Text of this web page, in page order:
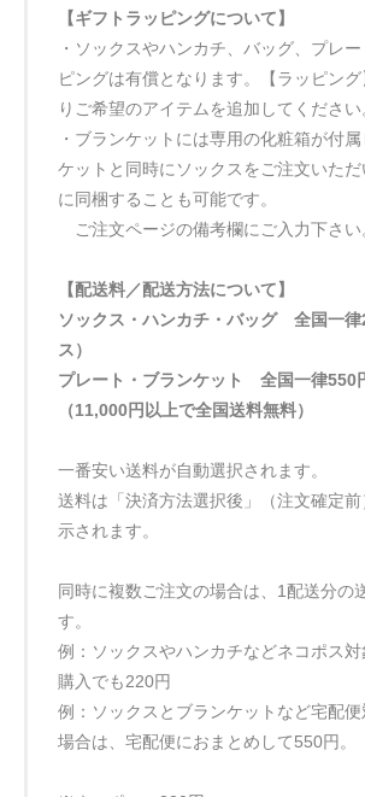
【ギフトラッピングについて】
・ソックスやハンカチ、バッグ、プレ
ピングは有償となります。【ラッピン
りご希望のアイテムを追加してください
・ブランケットには専用の化粧箱が付
ケットと同時にソックスをご注文いた
に同梱することも可能です。
ご注文ページの備考欄にご入力下さい
【配送料／配送方法について】
ソックス・ハンカチ・バッグ 全国一律
ス）
プレート・ブランケット 全国一律550
（11,000円以上で全国送料無料）
一番安い送料が自動選択されます。
送料は「決済方法選択後」（注文確定
示されます。
同時に複数ご注文の場合は、1配送分の
す。
例：ソックスやハンカチなどネコポス
購入でも220円
例：ソックスとブランケットなど宅配
場合は、宅配便におまとめして550円。